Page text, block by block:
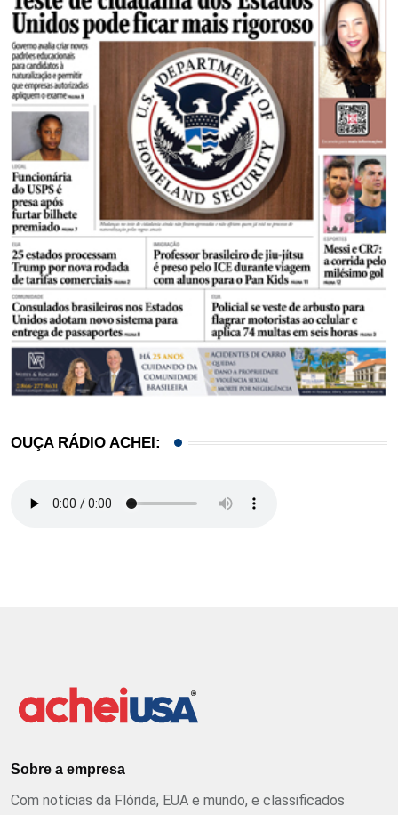
OUÇA RÁDIO ACHEI:
Sobre a empresa
Com notícias da Flórida, EUA e mundo, e classificados